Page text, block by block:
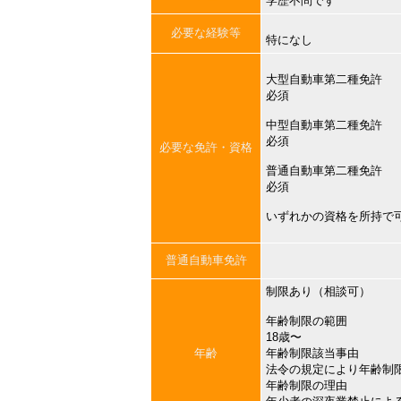
必要な経験等
特になし
必要な免許・資格
大型自動車第二種免許
必須
中型自動車第二種免許
必須
普通自動車第二種免許
必須
いずれかの資格を所持で
普通自動車免許
年齢
制限あり（相談可）
年齢制限の範囲
18歳〜
年齢制限該当事由
法令の規定により年齢制
年齢制限の理由